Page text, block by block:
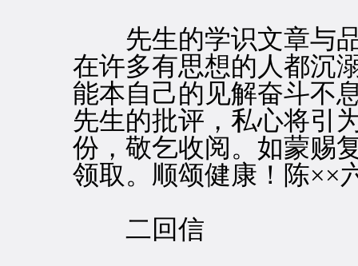
先生的学识文章与品
在许多有思想的人都沉
能本自己的见解奋斗不
先生的批评，私心将引
份，敬乞收阅。如蒙赐
领取。顺颂健康！陈××
二回信